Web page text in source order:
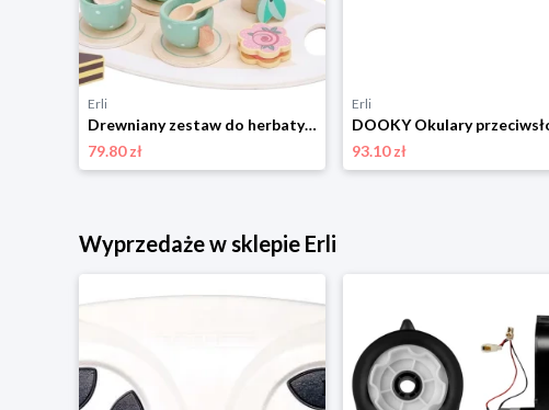
Erli
Drewniany zestaw do herbaty serwis herbaciany CE
79.80 zł
Erli
93.10 zł
Wyprzedaże w sklepie Erli